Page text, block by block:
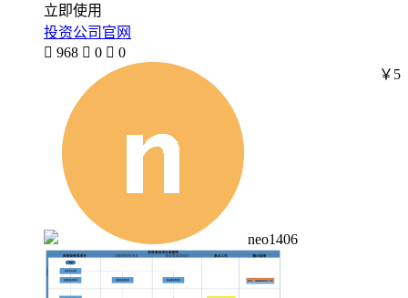
立即使用
投资公司官网
 968  0  0
neo1406
￥5